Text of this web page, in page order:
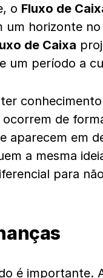
o Fluxo de
um horizonte
de Caixa
um período a
de
aparecem em
a mesma
para
é importante.